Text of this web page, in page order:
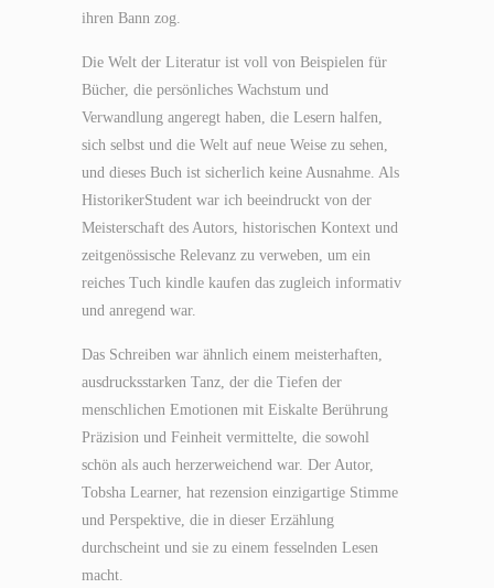
ihren Bann zog.
Die Welt der Literatur ist voll von Beispielen für
Bücher, die persönliches Wachstum und
Verwandlung angeregt haben, die Lesern halfen,
sich selbst und die Welt auf neue Weise zu sehen,
und dieses Buch ist sicherlich keine Ausnahme. Als
HistorikerStudent war ich beeindruckt von der
Meisterschaft des Autors, historischen Kontext und
zeitgenössische Relevanz zu verweben, um ein
reiches Tuch kindle kaufen das zugleich informativ
und anregend war.
Das Schreiben war ähnlich einem meisterhaften,
ausdrucksstarken Tanz, der die Tiefen der
menschlichen Emotionen mit Eiskalte Berührung
Präzision und Feinheit vermittelte, die sowohl
schön als auch herzerweichend war. Der Autor,
Tobsha Learner, hat rezension einzigartige Stimme
und Perspektive, die in dieser Erzählung
durchscheint und sie zu einem fesselnden Lesen
macht.